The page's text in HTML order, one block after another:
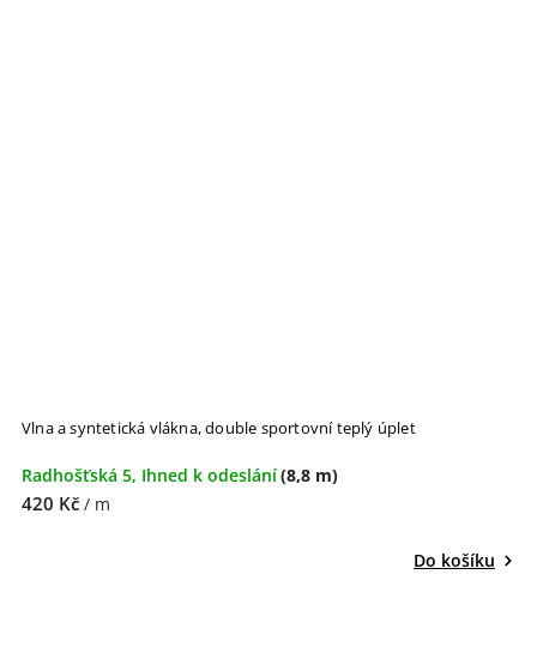
Vlna a syntetická vlákna, double sportovní teplý úplet
Radhošťská 5, Ihned k odeslání(8,8 m)
420 Kč / m
Do košíku